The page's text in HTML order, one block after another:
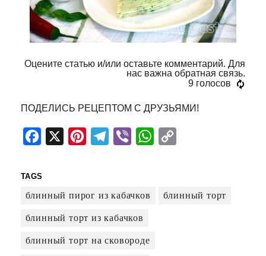
Оцените статью и/или оставьте комментарий. Для
нас важна обратная связь.
9 голосов
ПОДЕЛИСЬ РЕЦЕПТОМ С ДРУЗЬЯМИ!
Facebook PinterestTelegram
Viber WhatsApp
TAGS
блинный пирог из кабачков блинный торт
блинный торт из кабачков
блинный торт на сковороде